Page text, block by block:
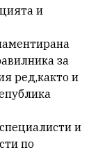
и
за
ред,както и
и
по